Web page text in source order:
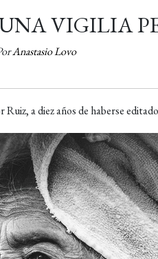
VIGILIA
Anastasio Lovo
a diez años de haberse